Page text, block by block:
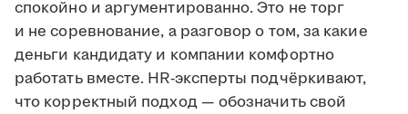
спокойно и аргументированно. Это не торг
и не соревнование, а разговор о том, за какие
деньги кандидату и компании комфортно
работать вместе. HR-эксперты подчёркивают,
что корректный подход — обозначить свой